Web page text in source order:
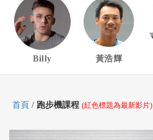
Billy 黃浩輝
首頁 / 跑步機課程 (紅色標題為最新影片)